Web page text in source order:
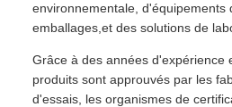
environnementale, d'équipements
emballages,et des solutions de
Grâce à des années d'expérience
produits sont approuvés par les
d'essais, les organismes de